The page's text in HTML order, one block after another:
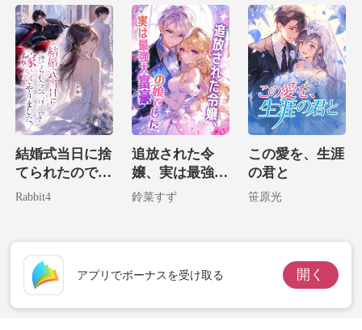
されました。
結婚式当日に捨
てられたので、
そいつの宿敵に
Rabbit4
追放された令
嬢、実は最強大
富豪の娘でした
鈴菜すず
この愛を、生涯
の君と
笹原光
アプリでボーナスを受け取る 開く